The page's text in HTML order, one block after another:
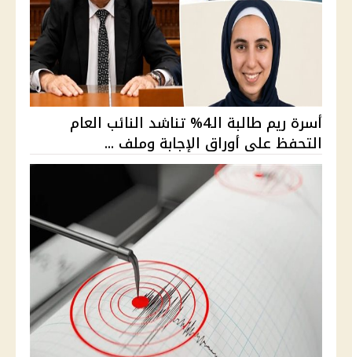
أسرة ريم طالبة الـ4% تناشد النائب العام
التحفظ على أوراق الإجابة وملف ...